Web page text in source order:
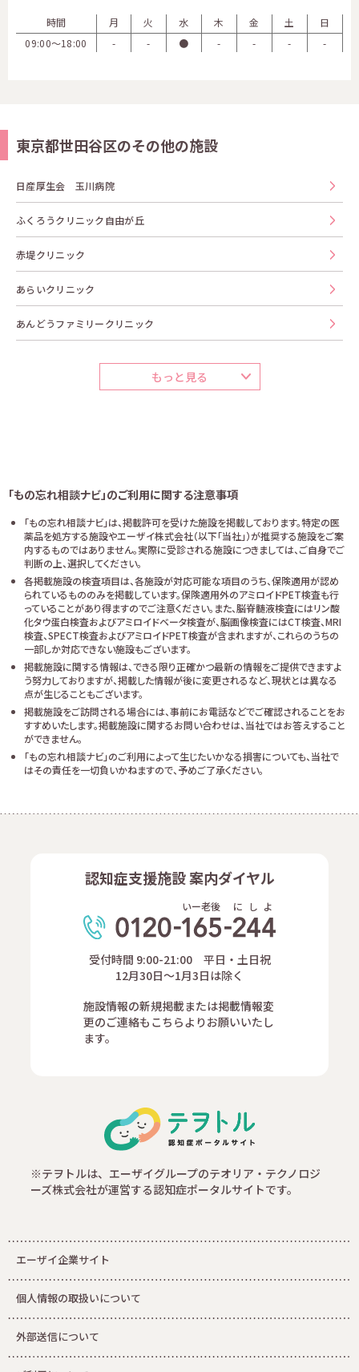
時間 月 火 水 木 金 土
日
09:00〜18:00
- - ● - - - -
東京都世田谷区のその他の施設
日産厚生会 玉川病院
ふくろうクリニック自由が丘
赤堤クリニック
あらいクリニック
あんどうファミリークリニック
もっと見る
「もの忘れ相談ナビ」のご利用に関する注意事項
「もの忘れ相談ナビ」は、掲載許可を受けた施設を掲載しております。特定の医
薬品を処方する施設やエーザイ株式会社（以下「当社」）が推奨する施設をご案
内するものではありません。実際に受診される施設につきましては、ご自身でご
判断の上、選択してください。
各掲載施設の検査項目は、各施設が対応可能な項目のうち、保険適用が認め
られているもののみを掲載しています。保険適用外のアミロイドPET検査も行
っていることがあり得ますのでご注意ください。また、脳脊髄液検査にはリン酸
化タウ蛋白検査およびアミロイドベータ検査が、脳画像検査にはCT検査、MRI
検査、SPECT検査およびアミロイドPET検査が含まれますが、これらのうちの
一部しか対応できない施設もございます。
掲載施設に関する情報は、できる限り正確かつ最新の情報をご提供できますよ
う努力しておりますが、掲載した情報が後に変更されるなど、現状とは異なる
点が生じることもございます。
掲載施設をご訪問される場合には、事前にお電話などでご確認されることをお
すすめいたします。掲載施設に関するお問い合わせは、当社ではお答えすること
ができません。
「もの忘れ相談ナビ」のご利用によって生じたいかなる損害についても、当社で
はその責任を一切負いかねますので、予めご了承ください。
認知症支援施設 案内ダイヤル
いー老後 に し よ
受付時間 9:00-21:00 平日・土日祝
12月30日～1月3日は除く
施設情報の新規掲載または掲載情報変
更のご連絡もこちらよりお願いいたし
ます。
※テヲトルは、エーザイグループのテオリア・テクノロジ
ーズ株式会社が運営する認知症ポータルサイトです。
エーザイ企業サイト
個人情報の取扱いについて
外部送信について